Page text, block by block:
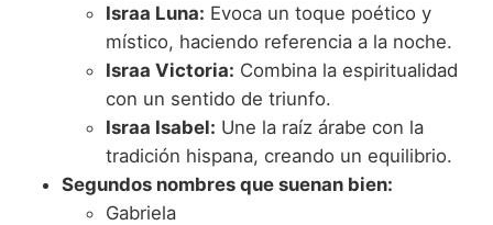
Israa Luna: Evoca un toque poético y
místico, haciendo referencia a la noche.
Israa Victoria: Combina la espiritualidad
con un sentido de triunfo.
Israa Isabel: Une la raíz árabe con la
tradición hispana, creando un equilibrio.
Segundos nombres que suenan bien:
Gabriela